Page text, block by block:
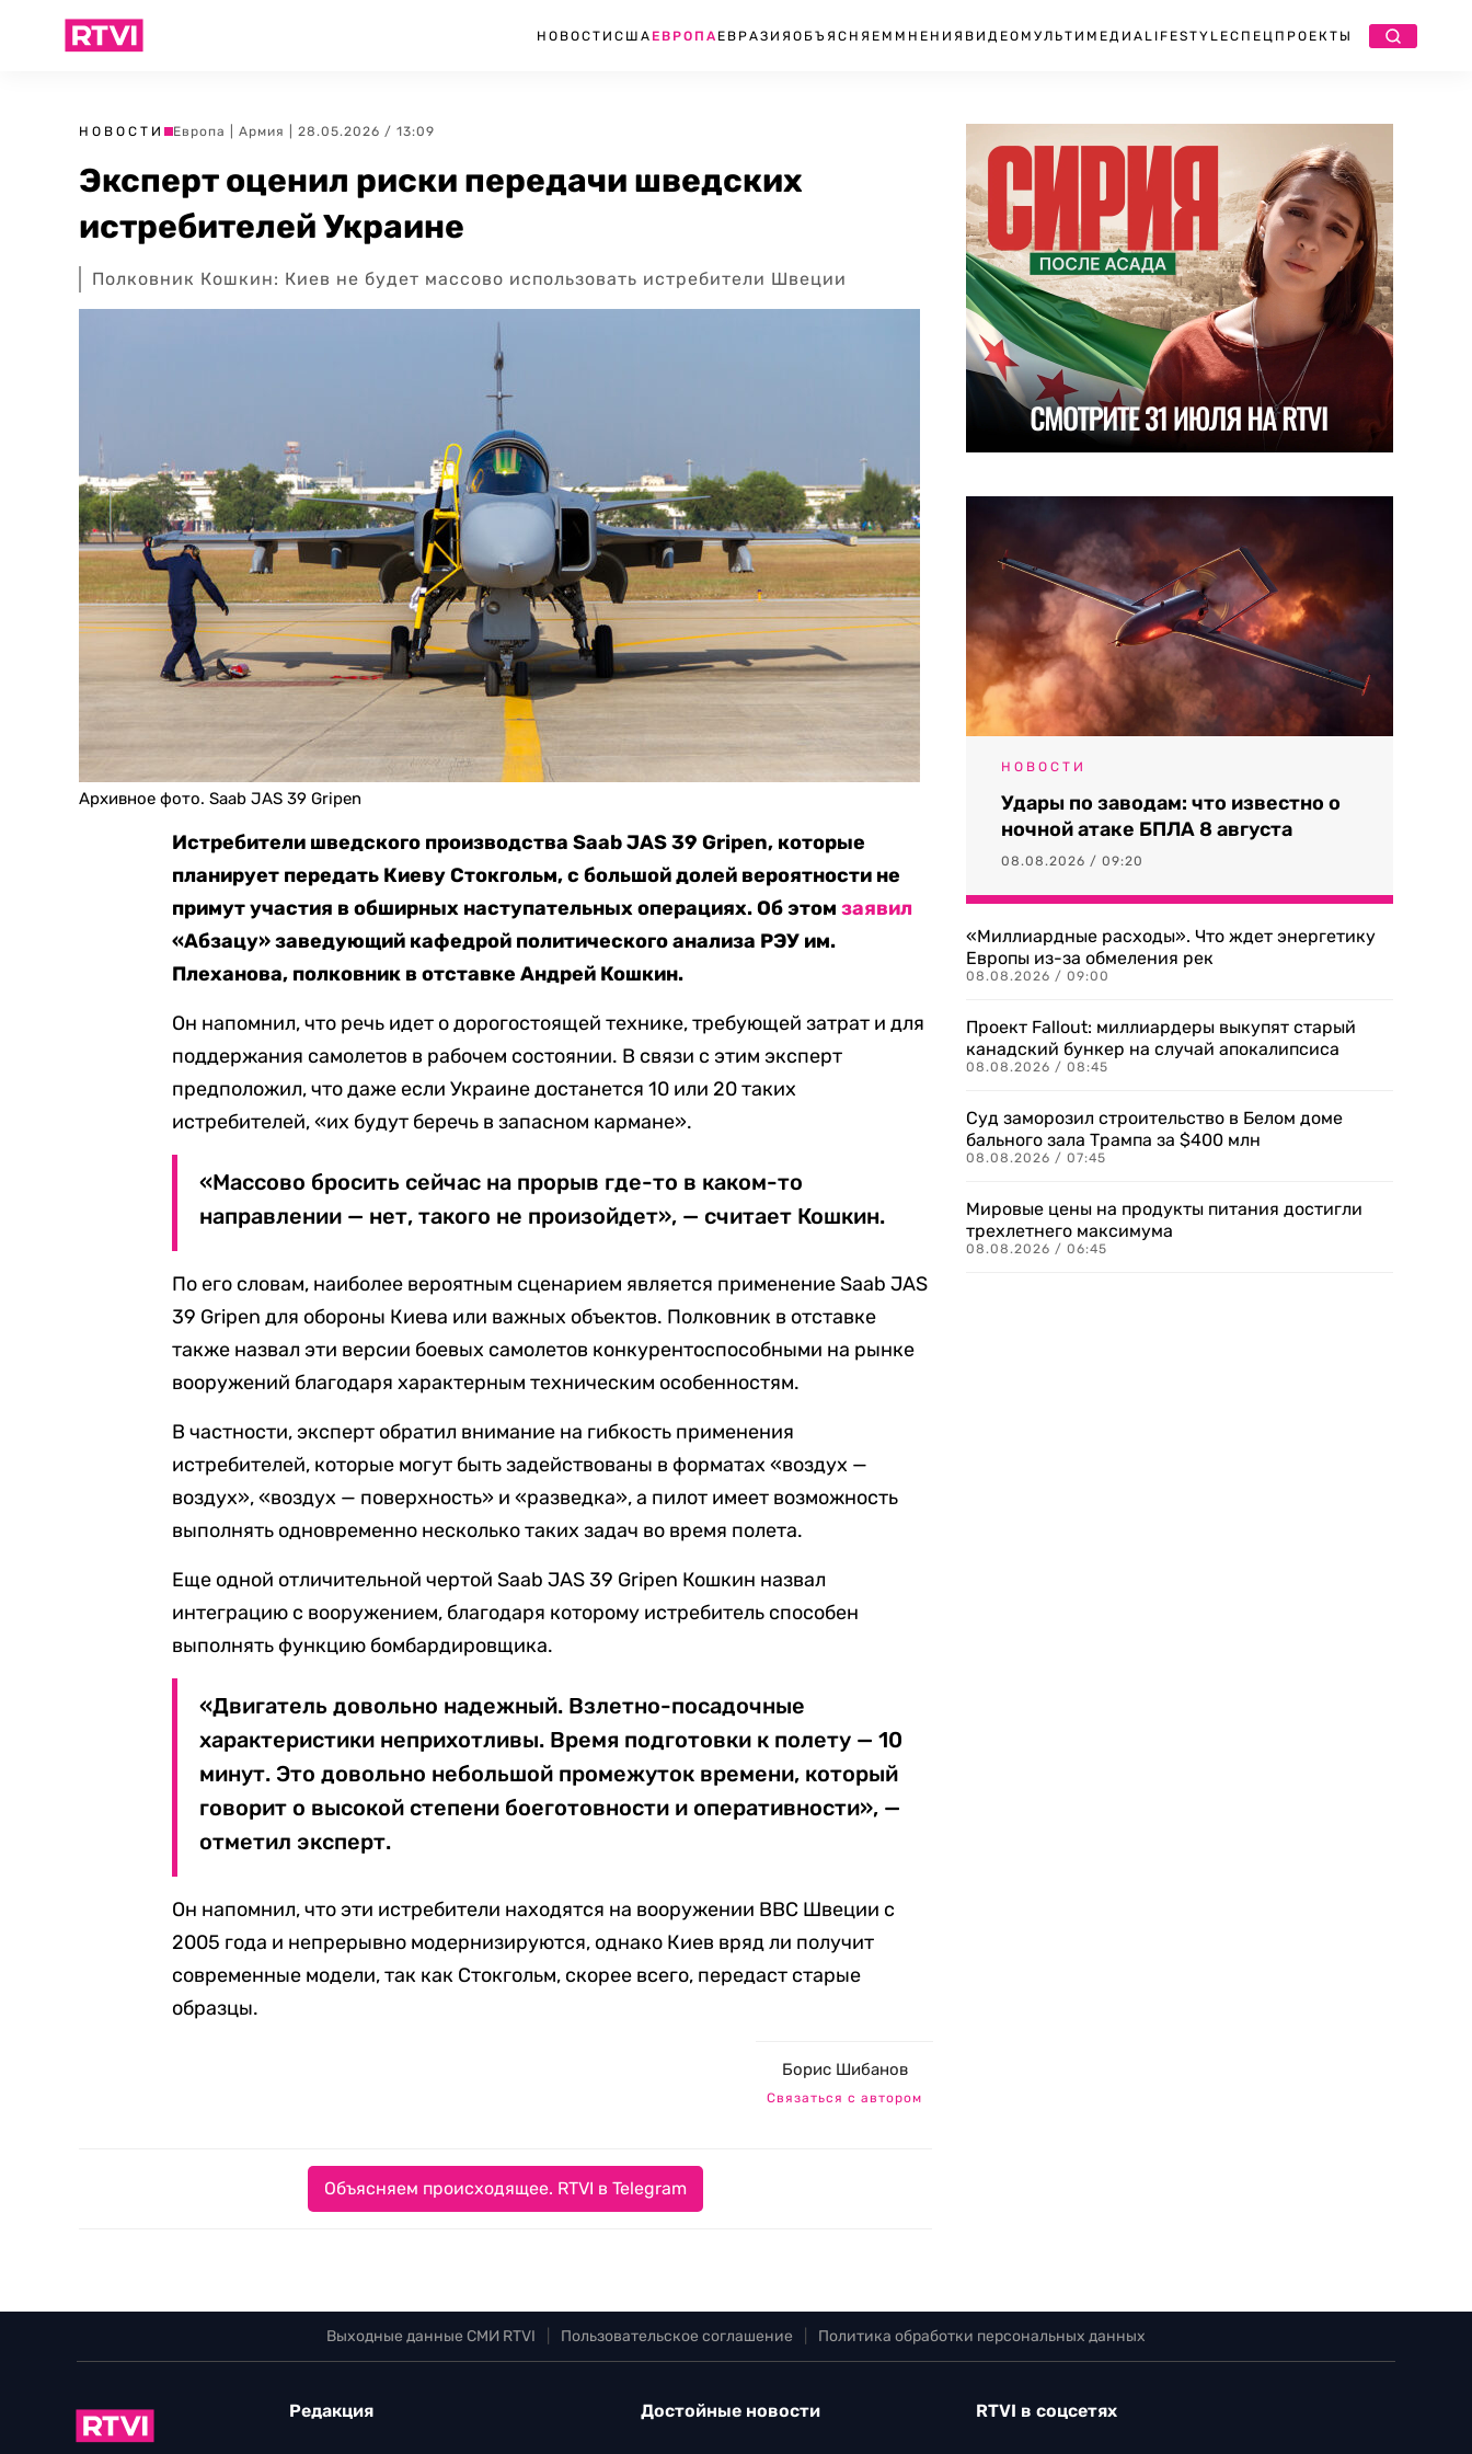
НОВОСТИ США ЕВРОПА ЕВРАЗИЯ ОБЪЯСНЯЕМ МНЕНИЯ ВИДЕО МУЛЬТИМЕДИА LIFESTYLEСПЕЦПРОЕКТЫ
НОВОСТИ Европа Армия | 28.05.2026 / 13:09
Эксперт оценил риски передачи шведских
истребителей Украине
Полковник Кошкин: Киев не будет массово использовать истребители Швеции
Архивное фото. Saab JAS 39 Gripen
Истребители шведского производства Saab JAS 39 Gripen, которые
планирует передать Киеву Стокгольм, с большой долей вероятности не
примут участия в обширных наступательных операциях. Об этомзаявил
«Абзацу» заведующий кафедрой политического анализа РЭУ им.
Плеханова, полковник в отставке Андрей Кошкин.
Он напомнил, что речь идет о дорогостоящей технике, требующей затрат и для
поддержания самолетов в рабочем состоянии. В связи с этим эксперт
предположил, что даже если Украине достанется 10 или 20 таких
истребителей, «их будут беречь в запасном кармане».
«Массово бросить сейчас на прорыв где-то в каком-то
направлении — нет, такого не произойдет», — считает Кошкин.
По его словам, наиболее вероятным сценарием является применение Saab JAS
39 Gripen для обороны Киева или важных объектов. Полковник в отставке
также назвал эти версии боевых самолетов конкурентоспособными на рынке
вооружений благодаря характерным техническим особенностям.
В частности, эксперт обратил внимание на гибкость применения
истребителей, которые могут быть задействованы в форматах «воздух —
воздух», «воздух — поверхность» и «разведка», а пилот имеет возможность
выполнять одновременно несколько таких задач во время полета.
Еще одной отличительной чертой Saab JAS 39 Gripen Кошкин назвал
интеграцию с вооружением, благодаря которому истребитель способен
выполнять функцию бомбардировщика.
«Двигатель довольно надежный. Взлетно-посадочные
характеристики неприхотливы. Время подготовки к полету — 10
минут. Это довольно небольшой промежуток времени, который
говорит о высокой степени боеготовности и оперативности», —
отметил эксперт.
Он напомнил, что эти истребители находятся на вооружении ВВС Швеции с
2005 года и непрерывно модернизируются, однако Киев вряд ли получит
современные модели, так как Стокгольм, скорее всего, передаст старые
образцы.
Борис Шибанов
Связаться с автором
Объясняем происходящее. RTVI в Telegram
НОВОСТИ
Удары по заводам: что известно о
ночной атаке БПЛА 8 августа
08.08.2026 / 09:20
«Миллиардные расходы». Что ждет энергетику
Европы из-за обмеления рек
08.08.2026 / 09:00
Проект Fallout: миллиардеры выкупят старый
канадский бункер на случай апокалипсиса
08.08.2026 / 08:45
Суд заморозил строительство в Белом доме
бального зала Трампа за $400 млн
08.08.2026 / 07:45
Мировые цены на продукты питания достигли
трехлетнего максимума
08.08.2026 / 06:45
Выходные данные СМИ RTVI Пользовательское соглашение Политика обработки персональных данных
Редакция Достойные новости RTVI в соцсетях